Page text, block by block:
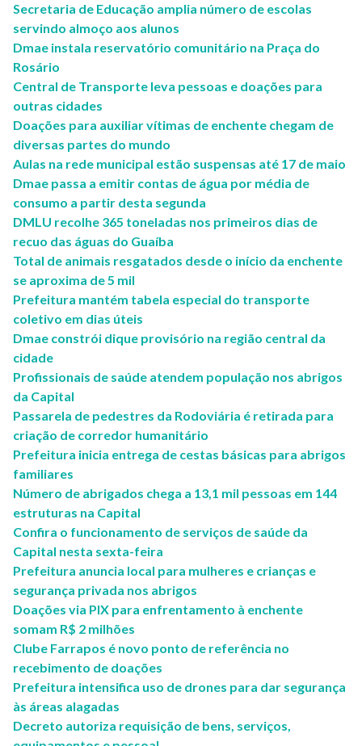
Secretaria de Educação amplia número de escolas
servindo almoço aos alunos
Dmae instala reservatório comunitário na Praça do
Rosário
Central de Transporte leva pessoas e doações para
outras cidades
Doações para auxiliar vítimas de enchente chegam de
diversas partes do mundo
Aulas na rede municipal estão suspensas até 17 de maio
Dmae passa a emitir contas de água por média de
consumo a partir desta segunda
DMLU recolhe 365 toneladas nos primeiros dias de
recuo das águas do Guaíba
Total de animais resgatados desde o início da enchente
se aproxima de 5 mil
Prefeitura mantém tabela especial do transporte
coletivo em dias úteis
Dmae constrói dique provisório na região central da
cidade
Profissionais de saúde atendem população nos abrigos
da Capital
Passarela de pedestres da Rodoviária é retirada para
criação de corredor humanitário
Prefeitura inicia entrega de cestas básicas para abrigos
familiares
Número de abrigados chega a 13,1 mil pessoas em 144
estruturas na Capital
Confira o funcionamento de serviços de saúde da
Capital nesta sexta-feira
Prefeitura anuncia local para mulheres e crianças e
segurança privada nos abrigos
Doações via PIX para enfrentamento à enchente
somam R$ 2 milhões
Clube Farrapos é novo ponto de referência no
recebimento de doações
Prefeitura intensifica uso de drones para dar segurança
às áreas alagadas
Decreto autoriza requisição de bens, serviços,